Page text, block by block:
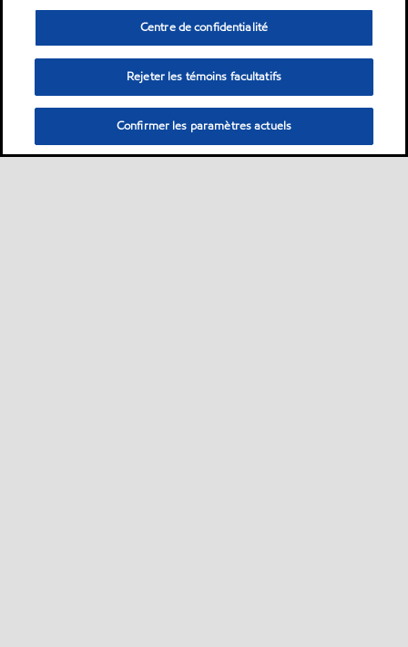
Centre de confidentialité
Rejeter les témoins facultatifs
Confirmer les paramètres actuels